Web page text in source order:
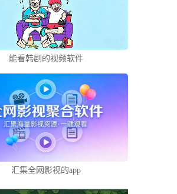
能看韩剧的视频软件
汇集全网影视的app